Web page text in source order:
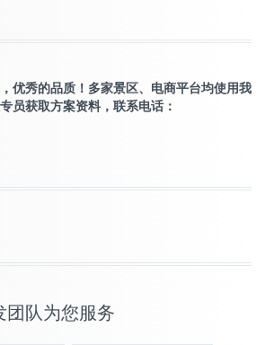
优秀的品质！多家景区、电商平台均使用我
员获取方案资料，联系电话：
团队为您服务